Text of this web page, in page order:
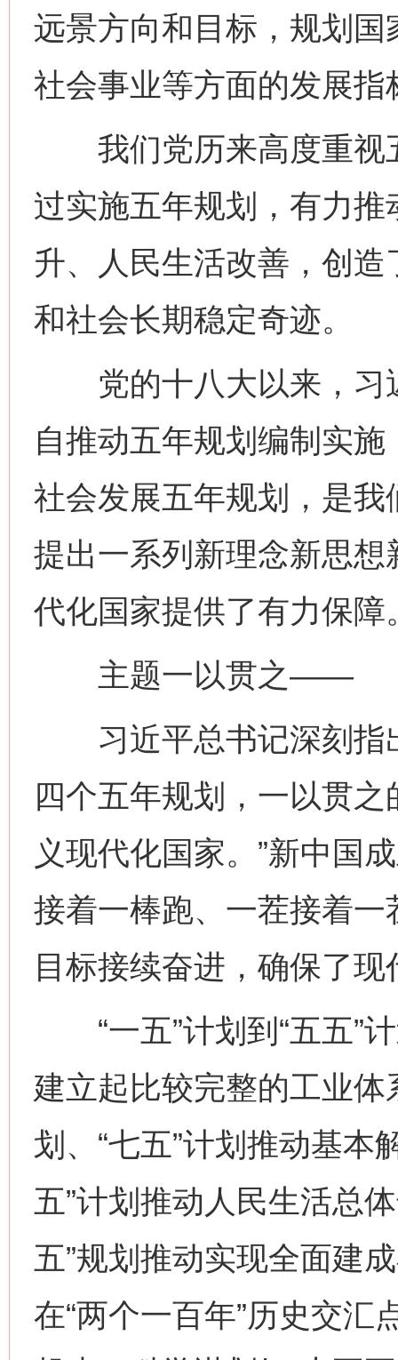
远景方向和目标，规划
社会事业等方面的发展指
我们党历来高度重视
过实施五年规划，有力
升、人民生活改善，创
和社会长期稳定奇迹。
党的十八大以来，习
自推动五年规划编制实
社会发展五年规划，是我
提出一系列新理念新思
代化国家提供了有力保障
主题一以贯之——
习近平总书记深刻指
四个五年规划，一以贯
义现代化国家。”新中国
接着一棒跑、一茬接着
目标接续奋进，确保了
“一五”计划到“五五”
建立起比较完整的工业体
划、“七五”计划推动基本
五”计划推动人民生活总
五”规划推动实现全面建
在“两个一百年”历史交汇